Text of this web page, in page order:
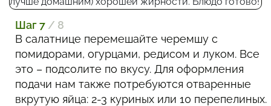
Шаг 7 / 8
В салатнице перемешайте черемшу с
помидорами, огурцами, редисом и луком. Все
это – подсолите по вкусу. Для оформления
подачи нам также потребуются отваренные
вкрутую яйца: 2-3 куриных или 10 перепелиных.